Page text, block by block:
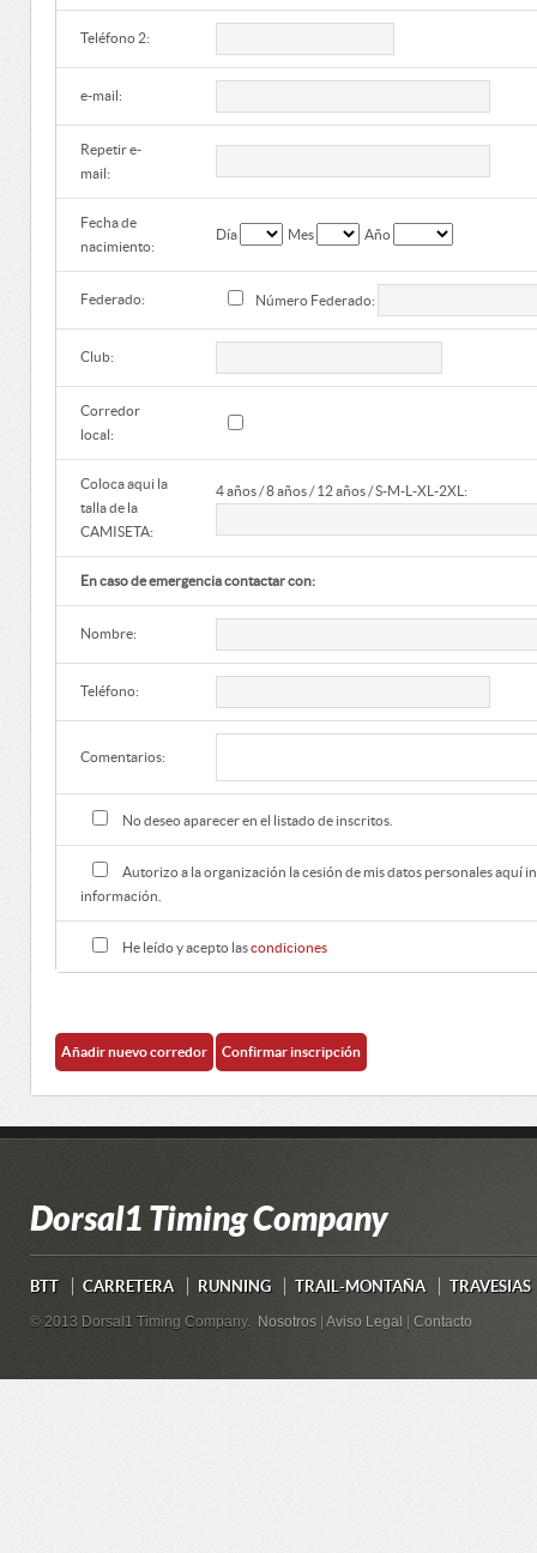
Teléfono 2:
e-mail:
Repetir e-
mail:
Fecha de
nacimiento:
Día Mes Año
Federado: Número Federado:
Club:
Corredor
local:
Coloca aqui la
talla de la
CAMISETA:
4 años / 8 años / 12 años / S-M-L-XL-2XL:
En caso de emergencia contactar con:
Nombre:
Teléfono:
Comentarios:
No deseo aparecer en el listado de inscritos.
Autorizo a la organización la cesión de mis datos personales aquí
información.
He leído y acepto lascondiciones
Dorsal1 Timing Company
BTT CARRETERA RUNNING TRAIL-MONTAÑA TRAVESIAS
© 2013 Dorsal1 Timing Company. Nosotros Aviso Legal Contacto